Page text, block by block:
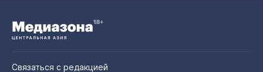
Связаться с редакцией